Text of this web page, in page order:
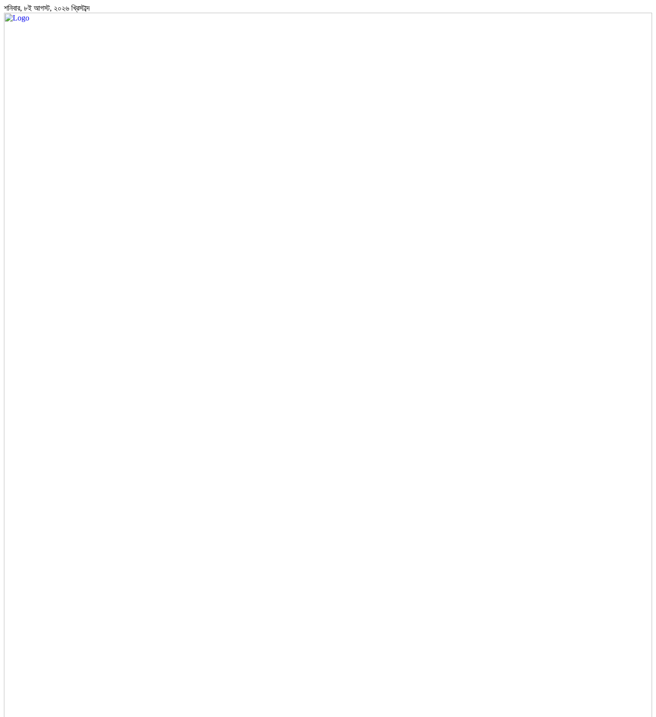
শনিবার, ৮ই আগস্ট, ২০২৬ খ্রিস্টাব্দ